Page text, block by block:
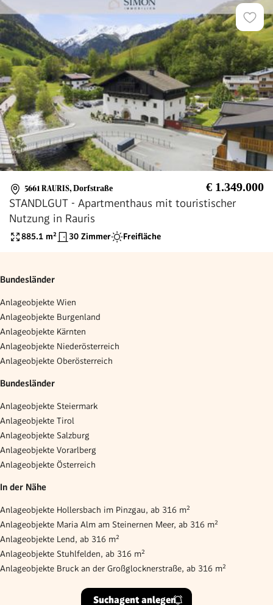
5661 RAURIS, Dorfstraße € 1.349.000
STANDLGUT - Apartmenthaus mit touristischer
Nutzung in Rauris
885.1 m² 30 Zimmer Freifläche
Bundesländer
Anlageobjekte Wien
Anlageobjekte Burgenland
Anlageobjekte Kärnten
Anlageobjekte Niederösterreich
Anlageobjekte Oberösterreich
Bundesländer
Anlageobjekte Steiermark
Anlageobjekte Tirol
Anlageobjekte Salzburg
Anlageobjekte Vorarlberg
Anlageobjekte Österreich
In der Nähe
Anlageobjekte Hollersbach im Pinzgau, ab 316 m²
Anlageobjekte Maria Alm am Steinernen Meer, ab 316 m²
Anlageobjekte Lend, ab 316 m²
Anlageobjekte Stuhlfelden, ab 316 m²
Anlageobjekte Bruck an der Großglocknerstraße, ab 316 m²
Suchagent anlegen